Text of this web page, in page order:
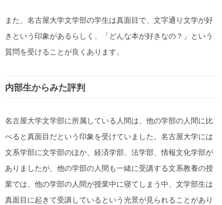
また、名古屋大学文学部の学生は真面目で、文字通り文学が好
きという印象があるらしく、「どんな本が好きなの？」という
質問を受けることが良くあります。
内部生からみた評判
名古屋大学文学部に所属している人間は、他の学部の人間に比
べると真面目だという印象を受けていました。名古屋大学には
文系学部に文学部のほか、経済学部、法学部、情報文化学部が
ありましたが、他の学部の人間も一緒に受講する文系教養の授
業では、他の学部の人間が授業中に寝てしまう中、文学部生は
真面目に起きて受講しているという光景が見られることがあり